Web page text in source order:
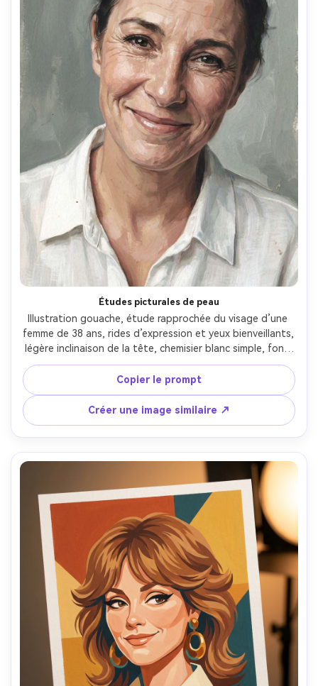
Études picturales de peau
Illustration gouache, étude rapprochée du visage d’une
femme de 38 ans, rides d’expression et yeux bienveillants,
légère inclinaison de la tête, chemisier blanc simple, fond
en lavis gris-vert atténué, lumière douce et diffuse,
gouache mate avec couches opaques pour la peau, coups
de pinceau visibles sur joues et front, texture papier
subtile, reflets contrôlés sur nez et lèvres, ambiance
honnête et intime, grande ressemblance et imperfections
naturelles, objectif 85mm, faible profondeur de champ --
ar 4:5
Copier le prompt
Créer une image similaire ↗